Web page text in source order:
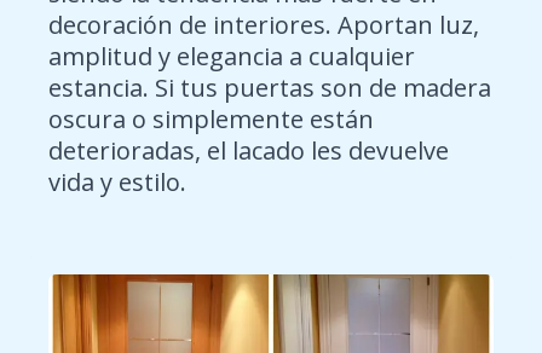
decoración de interiores. Aportan luz,
amplitud y elegancia a cualquier
estancia. Si tus puertas son de madera
oscura o simplemente están
deterioradas, el lacado les devuelve
vida y estilo.